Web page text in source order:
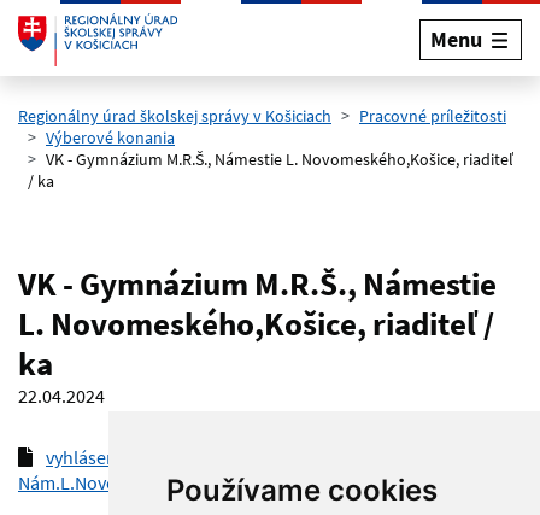
Používame cookies
Preskočiť na hlavný obsah
Menu
Regionálny úrad školskej správy v Košiciach
Pracovné príležitosti
Výberové konania
VK - Gymnázium M.R.Š., Námestie L. Novomeského,Košice, riaditeľ
/ ka
VK - Gymnázium M.R.Š., Námestie
L. Novomeského,Košice, riaditeľ /
ka
22.04.2024
vyhlásenie výberového konania Gymnázium MRŠ,
Nám.L.Novomeského 4, Košice (pdf, 122.6 kB)